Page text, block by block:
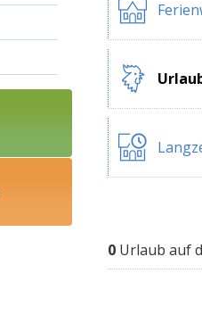
0 Urlaub auf